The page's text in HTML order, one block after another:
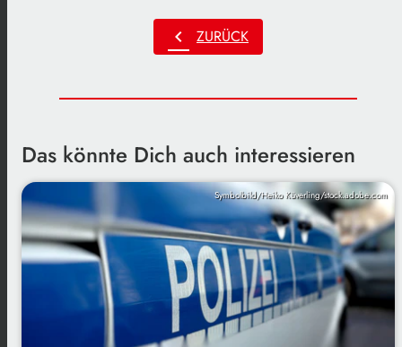
chevron_left ZURÜCK
Das könnte Dich auch interessieren
Symbolbild/Heiko Küverling/stock.adobe.com